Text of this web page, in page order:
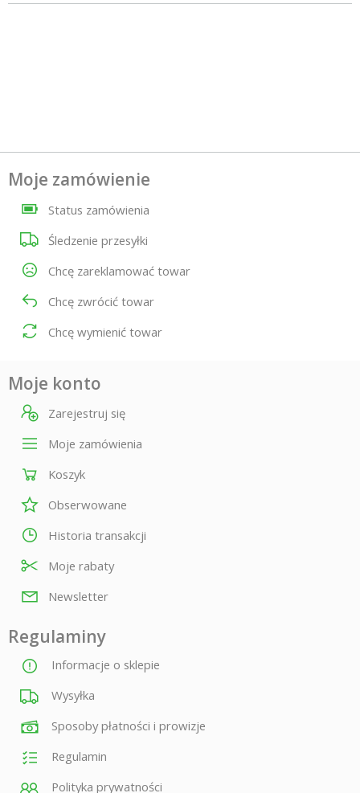
Moje zamówienie
Status zamówienia
Śledzenie przesyłki
Chcę zareklamować towar
Chcę zwrócić towar
Chcę wymienić towar
Moje konto
Zarejestruj się
Moje zamówienia
Koszyk
Obserwowane
Historia transakcji
Moje rabaty
Newsletter
Regulaminy
Informacje o sklepie
Wysyłka
Sposoby płatności i prowizje
Regulamin
Polityka prywatności